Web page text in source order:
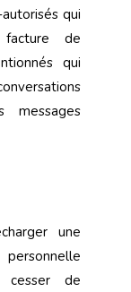
qui
de
qui
messages
une
personnelle
cesser de